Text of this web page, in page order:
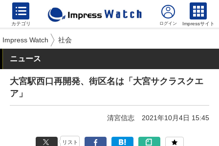
カテゴリ Impressサイト
Impress Watch 社会
ニュース
大宮駅西口再開発、街区名は「大宮サクラスクエ
ア」
清宮信志 2021年10月4日 15:45
リスト